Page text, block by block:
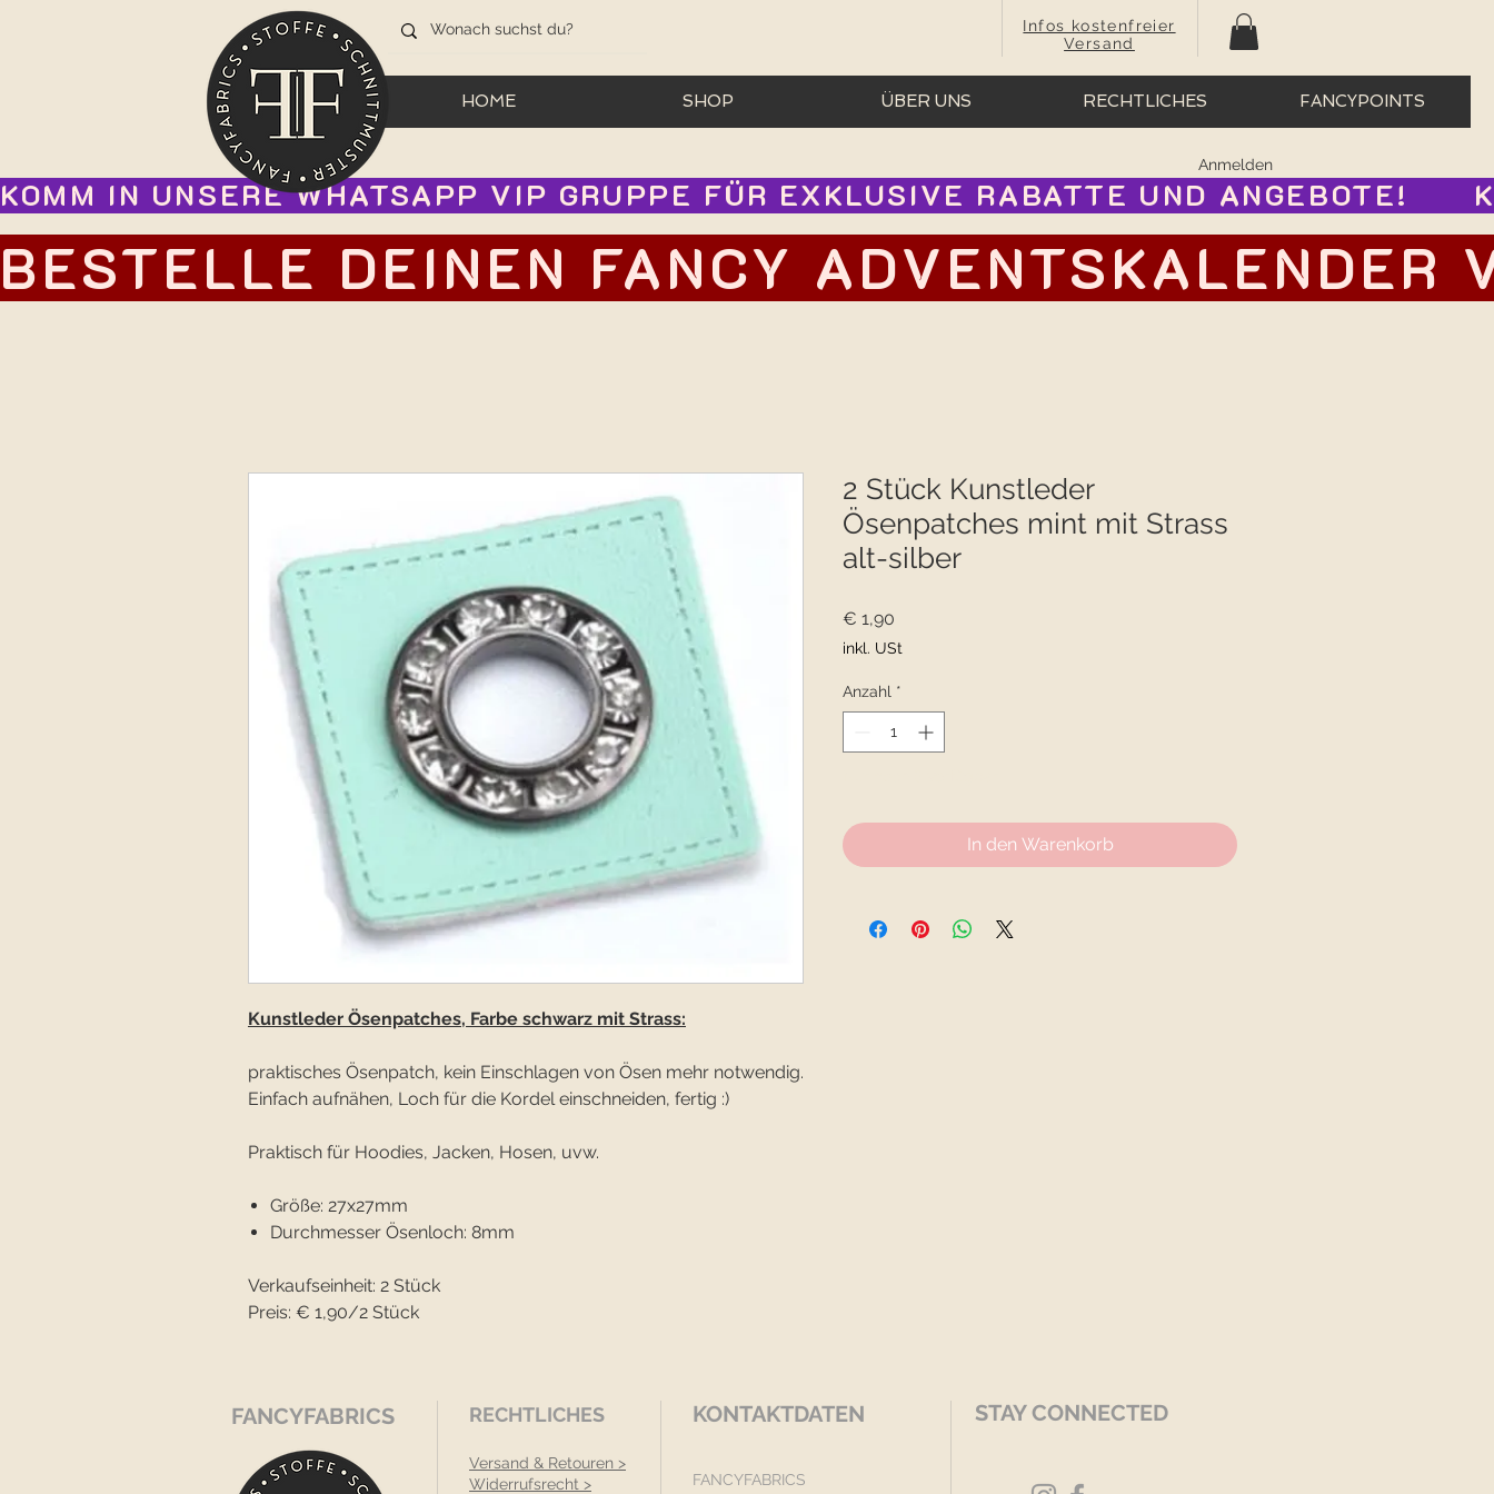
Infos kostenfreier
Versand
HOME SHOP ÜBER UNS RECHTLICHES FANCYPOINTS
Anmelden
KOMM IN UNSERE WHATSAPP VIP GRUPPE FÜR EXKLUSIVE RABATTE UND ANGEBOTE!
BESTELLE DEINEN FANCY
Kunstleder Ösenpatches, Farbe schwarz mit Strass:
praktisches Ösenpatch, kein Einschlagen von Ösen mehr notwendig.
Einfach aufnähen, Loch für die Kordel einschneiden, fertig :)
Praktisch für Hoodies, Jacken, Hosen, uvw.
Größe: 27x27mm
Durchmesser Ösenloch: 8mm
Verkaufseinheit: 2 Stück
Preis: € 1,90/2 Stück
2 Stück Kunstleder
Ösenpatches mint mit Strass
alt-silber
€ 1,90
inkl. USt
Anzahl *
In den Warenkorb
FANCYFABRICS RECHTLICHES
Versand & Retouren >
Widerrufsrecht >
KONTAKTDATEN
FANCYFABRICS
STAY CONNECTED